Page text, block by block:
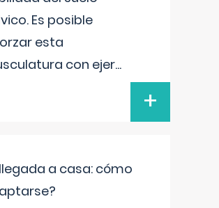
Es posible
esta
con ejer...
+
a casa: cómo